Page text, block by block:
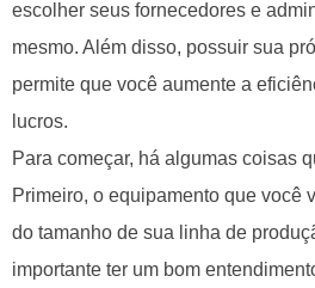
escolher seus fornecedores e
mesmo. Além disso, possuir sua
permite que você aumente a
lucros.
Para começar, há algumas coisas
Primeiro, o equipamento que você
do tamanho de sua linha de
importante ter um bom